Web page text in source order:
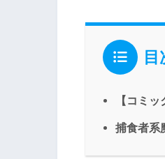
目
【コミ
捕食者